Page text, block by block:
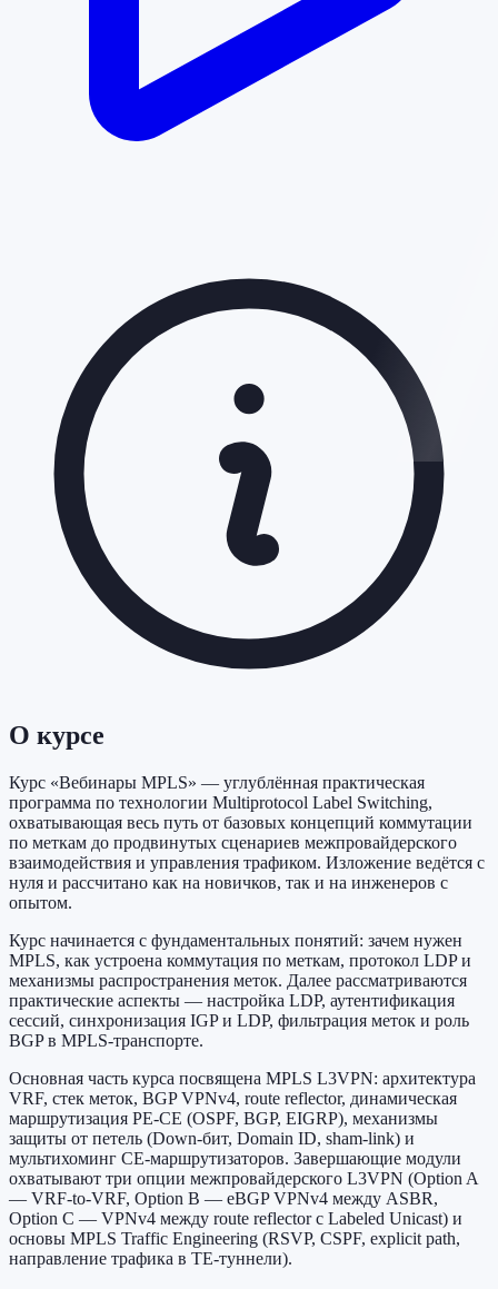
О курсе
Курс «Вебинары MPLS» — углублённая практическая
программа по технологии Multiprotocol Label Switching,
охватывающая весь путь от базовых концепций коммутации
по меткам до продвинутых сценариев межпровайдерского
взаимодействия и управления трафиком. Изложение ведётся с
нуля и рассчитано как на новичков, так и на инженеров с
опытом.
Курс начинается с фундаментальных понятий: зачем нужен
MPLS, как устроена коммутация по меткам, протокол LDP и
механизмы распространения меток. Далее рассматриваются
практические аспекты — настройка LDP, аутентификация
сессий, синхронизация IGP и LDP, фильтрация меток и роль
BGP в MPLS-транспорте.
Основная часть курса посвящена MPLS L3VPN: архитектура
VRF, стек меток, BGP VPNv4, route reflector, динамическая
маршрутизация PE-CE (OSPF, BGP, EIGRP), механизмы
защиты от петель (Down-бит, Domain ID, sham-link) и
мультихоминг CE-маршрутизаторов. Завершающие модули
охватывают три опции межпровайдерского L3VPN (Option A
— VRF-to-VRF, Option B — eBGP VPNv4 между ASBR,
Option C — VPNv4 между route reflector с Labeled Unicast) и
основы MPLS Traffic Engineering (RSVP, CSPF, explicit path,
направление трафика в TE-туннели).